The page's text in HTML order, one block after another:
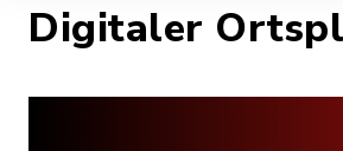
Digitaler